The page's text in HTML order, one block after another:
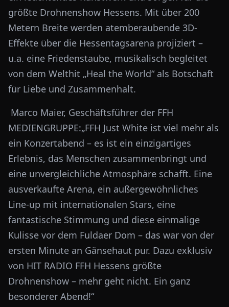
größte Drohnenshow Hessens. Mit über 200
Metern Breite werden atemberaubende 3D-
Effekte über die Hessentagsarena projiziert –
u.a. eine Friedenstaube, musikalisch begleitet
von dem Welthit „Heal the World“ als Botschaft
für Liebe und Zusammenhalt.
Marco Maier, Geschäftsführer der FFH
MEDIENGRUPPE:„FFH Just White ist viel mehr als
ein Konzertabend – es ist ein einzigartiges
Erlebnis, das Menschen zusammenbringt und
eine unvergleichliche Atmosphäre schafft. Eine
ausverkaufte Arena, ein außergewöhnliches
Line-up mit internationalen Stars, eine
fantastische Stimmung und diese einmalige
Kulisse vor dem Fuldaer Dom – das war von der
ersten Minute an Gänsehaut pur. Dazu exklusiv
von HIT RADIO FFH Hessens größte
Drohnenshow – mehr geht nicht. Ein ganz
besonderer Abend!“